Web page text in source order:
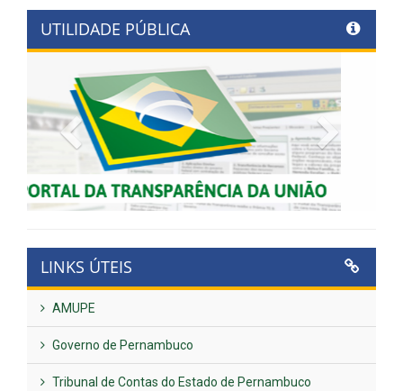
UTILIDADE PÚBLICA
Previous
LINKS ÚTEIS
AMUPE
Governo de Pernambuco
Tribunal de Contas do Estado de Pernambuco